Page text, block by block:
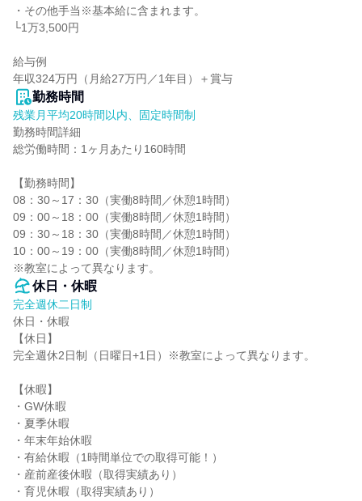
・その他手当※基本給に含まれます。
└1万3,500円
給与例
年収324万円（月給27万円／1年目）＋賞与
勤務時間
残業月平均20時間以内、固定時間制
勤務時間詳細
総労働時間：1ヶ月あたり160時間
【勤務時間】
08：30～17：30（実働8時間／休憩1時間）
09：00～18：00（実働8時間／休憩1時間）
09：30～18：30（実働8時間／休憩1時間）
10：00～19：00（実働8時間／休憩1時間）
※教室によって異なります。
休日・休暇
完全週休二日制
休日・休暇
【休日】
完全週休2日制（日曜日+1日）※教室によって異なります。
【休暇】
・GW休暇
・夏季休暇
・年末年始休暇
・有給休暇（1時間単位での取得可能！）
・産前産後休暇（取得実績あり）
・育児休暇（取得実績あり）